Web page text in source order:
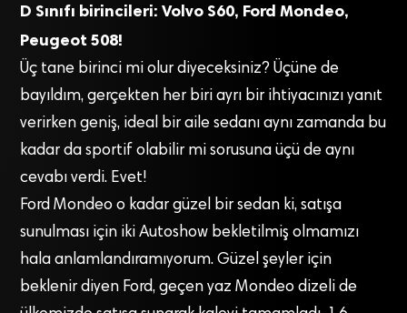
D Sınıfı birincileri: Volvo S60, Ford Mondeo,
Peugeot 508!
Üç tane birinci mi olur diyeceksiniz? Üçüne de
bayıldım, gerçekten her biri ayrı bir ihtiyacınızı yanıt
verirken geniş, ideal bir aile sedanı aynı zamanda bu
kadar da sportif olabilir mi sorusuna üçü de aynı
cevabı verdi. Evet!
Ford Mondeo o kadar güzel bir sedan ki, satışa
sunulması için iki Autoshow bekletilmiş olmamızı
hala anlamlandıramıyorum. Güzel şeyler için
beklenir diyen Ford, geçen yaz Mondeo dizeli de